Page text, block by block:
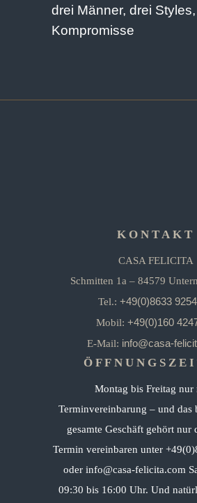
drei Männer, drei Styles,
Kompromisse
KONTAKT
CASA FELICITA
Schmitten 1a – 84579
Tel.: +49(0)8633
Mobil: +49(0)160
E-Mail: info@casa-
Montag bis Freitag nur
Terminvereinbarung – und das
gesamte Geschäft gehört nur
Termin vereinbaren unter
oder info@casa-felicita.com
09:30 bis 16:00 Uhr. Und